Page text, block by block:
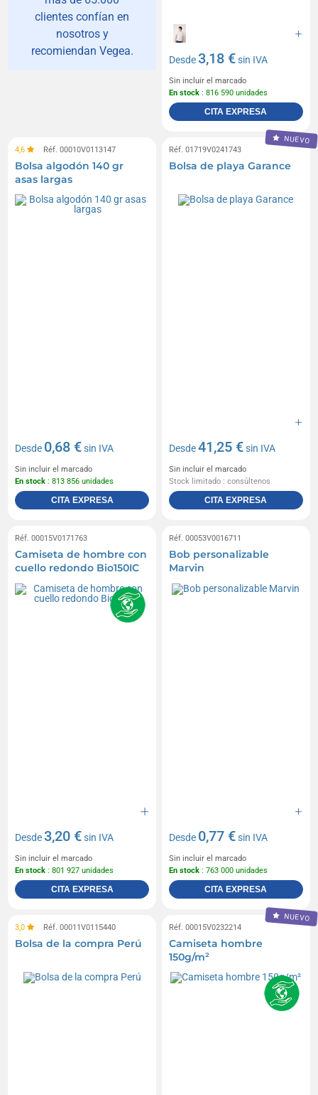
clientes confían en
nosotros y
recomiendan Vegea.
Desde3,18 €sin IVA
Sin incluir el marcado
En stock : 816 590 unidades
CITA EXPRESA
4,6 Réf. 00010V0113147
Bolsa algodón 140 gr
asas largas
Desde 0,68 €sin IVA
Sin incluir el marcado
En stock : 813 856 unidades
CITA EXPRESA
NUEVO
Réf. 01719V0241743
Bolsa de playa Garance
Desde41,25 €sin IVA
Sin incluir el marcado
Stock limitado : consúltenos
CITA EXPRESA
Réf. 00015V0171763
Camiseta de hombre con
cuello redondo Bio150IC
Desde3,20 €sin IVA
Sin incluir el marcado
En stock : 801 927 unidades
CITA EXPRESA
Réf. 00053V0016711
Bob personalizable
Marvin
Desde 0,77 €sin IVA
Sin incluir el marcado
En stock : 763 000 unidades
CITA EXPRESA
3,0 Réf. 00011V0115440
Bolsa de la compra Perú
NUEVO
Réf. 00015V0232214
Camiseta hombre
150g/m²